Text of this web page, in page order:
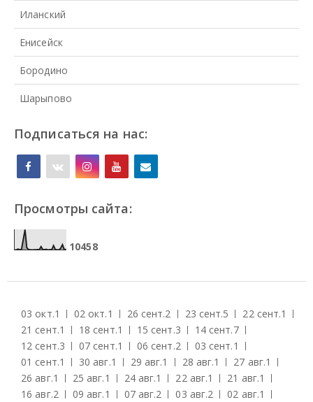
Иланский
Енисейск
Бородино
Шарыпово
Подписаться на нас:
Просмотры сайта:
10458
03 окт.1 02 окт.1 26 сент.2 23 сент.5 22 сент.1
21 сент.1 18 сент.1 15 сент.3 14 сент.7
12 сент.3 07 сент.1 06 сент.2 03 сент.1
01 сент.1 30 авг.1 29 авг.1 28 авг.1 27 авг.1
26 авг.1 25 авг.1 24 авг.1 22 авг.1 21 авг.1
16 авг.2 09 авг.1 07 авг.2 03 авг.2 02 авг.1